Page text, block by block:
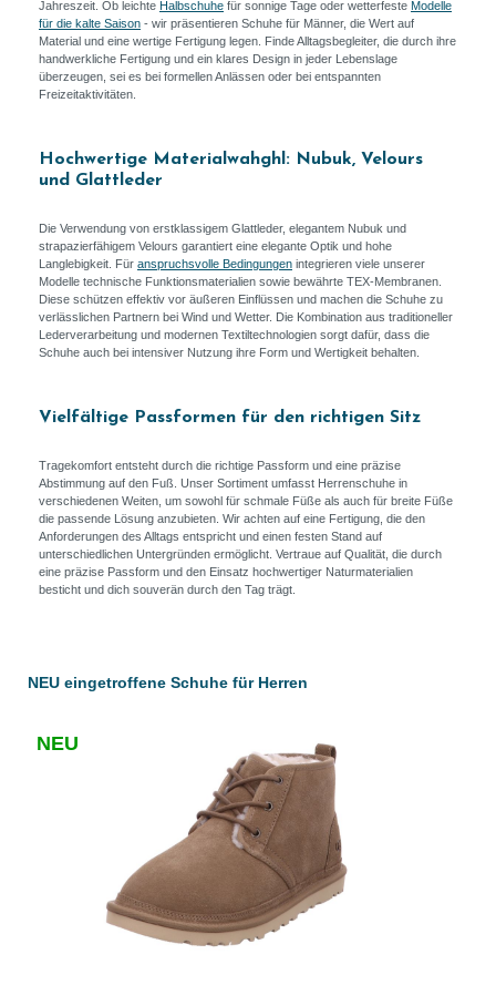
Jahreszeit. Ob leichte Halbschuhe für sonnige Tage oder wetterfeste Modelle
für die kalte Saison - wir präsentieren Schuhe für Männer, die Wert auf
Material und eine wertige Fertigung legen. Finde Alltagsbegleiter, die durch ihre
handwerkliche Fertigung und ein klares Design in jeder Lebenslage
überzeugen, sei es bei formellen Anlässen oder bei entspannten
Freizeitaktivitäten.
Hochwertige Materialwahghl: Nubuk, Velours
und Glattleder
Die Verwendung von erstklassigem Glattleder, elegantem Nubuk und
strapazierfähigem Velours garantiert eine elegante Optik und hohe
Langlebigkeit. Für anspruchsvolle Bedingungen integrieren viele unserer
Modelle technische Funktionsmaterialien sowie bewährte TEX-Membranen.
Diese schützen effektiv vor äußeren Einflüssen und machen die Schuhe zu
verlässlichen Partnern bei Wind und Wetter. Die Kombination aus traditioneller
Lederverarbeitung und modernen Textiltechnologien sorgt dafür, dass die
Schuhe auch bei intensiver Nutzung ihre Form und Wertigkeit behalten.
Vielfältige Passformen für den richtigen Sitz
Tragekomfort entsteht durch die richtige Passform und eine präzise
Abstimmung auf den Fuß. Unser Sortiment umfasst Herrenschuhe in
verschiedenen Weiten, um sowohl für schmale Füße als auch für breite Füße
die passende Lösung anzubieten. Wir achten auf eine Fertigung, die den
Anforderungen des Alltags entspricht und einen festen Stand auf
unterschiedlichen Untergründen ermöglicht. Vertraue auf Qualität, die durch
eine präzise Passform und den Einsatz hochwertiger Naturmaterialien
besticht und dich souverän durch den Tag trägt.
Produktgalerie überspringen
NEU eingetroffene Schuhe für Herren
NEU